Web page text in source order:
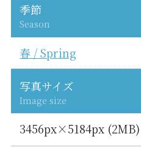
季節
Season
春 / Spring
写真サイズ
Image size
3456px×5184px (2MB)